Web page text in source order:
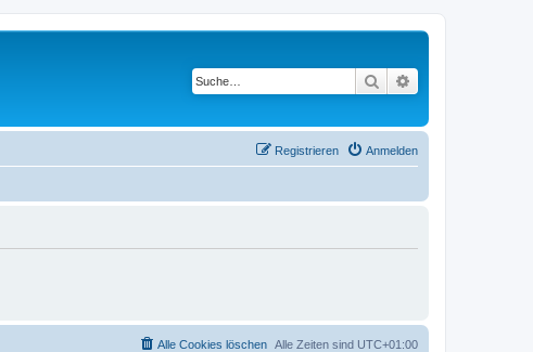
Suche
Anmelden
Registrieren
Alle Zeiten sind UTC+01:00
Alle Cookies löschen